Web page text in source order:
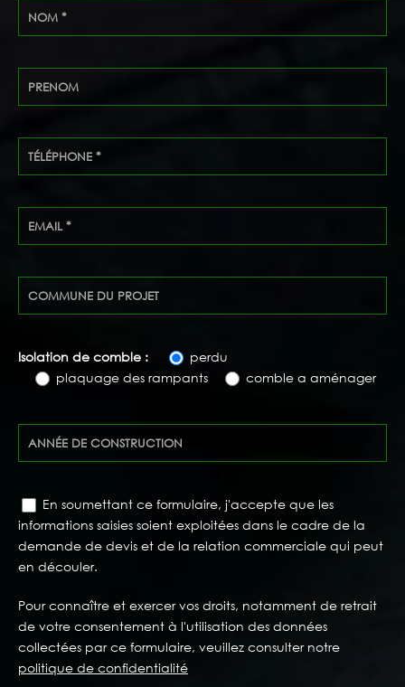
Isolation de comble :
perdu
plaquage des rampants
comble a aménager
En soumettant ce formulaire, j'accepte que les
informations saisies soient exploitées dans le cadre de la
demande de devis et de la relation commerciale qui peut
en découler.
Pour connaître et exercer vos droits, notamment de retrait
de votre consentement à l'utilisation des données
collectées par ce formulaire, veuillez consulter notre
politique de confidentialité